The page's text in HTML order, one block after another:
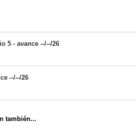
5 - avance --/--/26
--/--/26
también...